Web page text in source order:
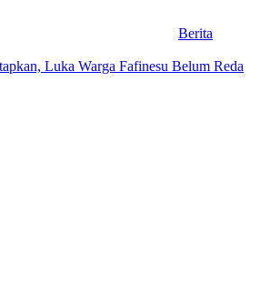
Berita
Luka Warga Fafinesu Belum Reda